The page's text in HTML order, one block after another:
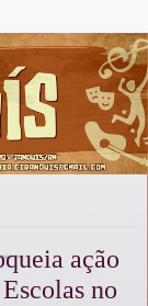
ação
no